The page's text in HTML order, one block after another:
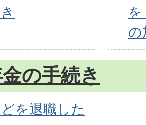
の
の手続き
を退職した